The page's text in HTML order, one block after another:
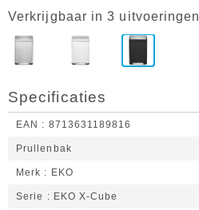
Verkrijgbaar in 3 uitvoeringen
Specificaties
EAN 8713631189816
Prullenbak
Merk EKO
Serie EKO X-Cube